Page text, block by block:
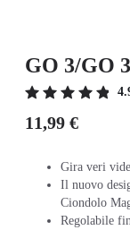
GO 3/GO
11,99 €
Gira veri
Il nuovo
Ciondolo
Regolabile